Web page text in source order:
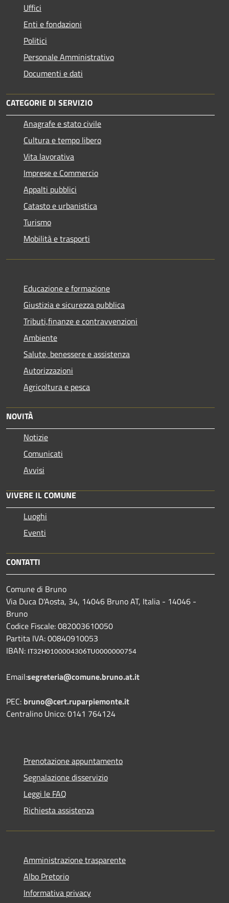
Uffici
Enti e fondazioni
Politici
Personale Amministrativo
Documenti e dati
CATEGORIE DI SERVIZIO
Anagrafe e stato civile
Cultura e tempo libero
Vita lavorativa
Imprese e Commercio
Appalti pubblici
Catasto e urbanistica
Turismo
Mobilità e trasporti
Educazione e formazione
Giustizia e sicurezza pubblica
Tributi,finanze e contravvenzioni
Ambiente
Salute, benessere e assistenza
Autorizzazioni
Agricoltura e pesca
NOVITÀ
Notizie
Comunicati
Avvisi
VIVERE IL COMUNE
Luoghi
Eventi
CONTATTI
Comune di Bruno
Via Duca D'Aosta, 34, 14046 Bruno AT, Italia - 14046 -
Bruno
Codice Fiscale: 082003610050
Partita IVA: 00840910053
IBAN: IT32H0100004306TU0000000754
Email:segreteria@comune.bruno.at.it
PEC: bruno@cert.ruparpiemonte.it
Centralino Unico: 0141 764124
Prenotazione appuntamento
Segnalazione disservizio
Leggi le FAQ
Richiesta assistenza
Amministrazione trasparente
Albo Pretorio
Informativa privacy